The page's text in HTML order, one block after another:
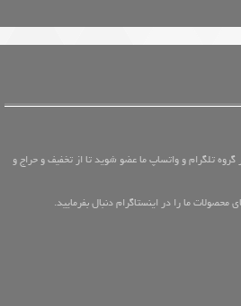
تلگرام و واتساپ ما عضو شوید تا از تخفیف و حراج و
ما را در اینستاگرام دنبال بفرمایید.